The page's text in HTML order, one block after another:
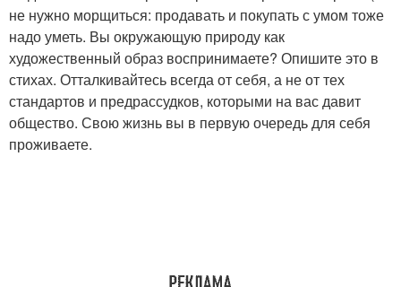
не нужно морщиться: продавать и покупать с умом тоже
надо уметь. Вы окружающую природу как
художественный образ воспринимаете? Опишите это в
стихах. Отталкивайтесь всегда от себя, а не от тех
стандартов и предрассудков, которыми на вас давит
общество. Свою жизнь вы в первую очередь для себя
проживаете.